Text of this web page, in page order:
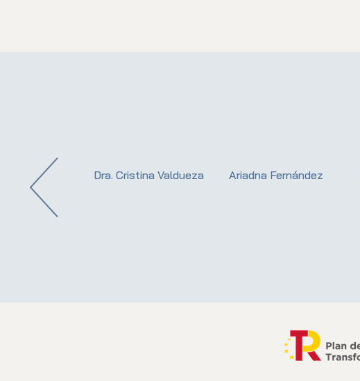
Lucía Sanz Dra. Cristina Valdueza Ariadna Fernández